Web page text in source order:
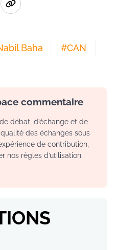
Baha #CAN
commentaire
débat, d’échange et de
des échanges sous
de contribution,
nos règles d’utilisation.